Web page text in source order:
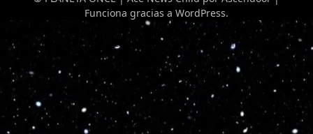
Funciona gracias a WordPress.
Optimized by Seraphinite Accelerator
Turns on site high speed to be attractive for people and search engines.